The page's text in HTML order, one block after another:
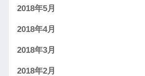
2018年5月
2018年4月
2018年3月
2018年2月